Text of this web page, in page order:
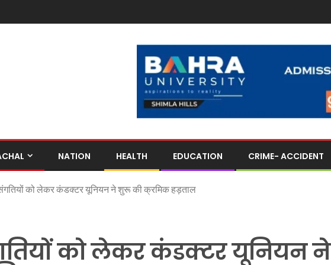
NATION HEALTH EDUCATION CRIME- ACCIDENT
को लेकर कंडक्टर यूनियन ने शुरू की क्रमिक हड़ताल
को लेकर कंडक्टर यूनियन ने